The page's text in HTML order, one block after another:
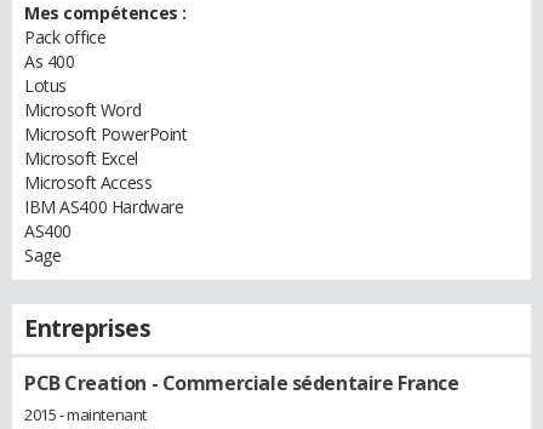
Mes compétences :
Pack office
As 400
Lotus
Microsoft Word
Microsoft PowerPoint
Microsoft Excel
Microsoft Access
IBM AS400 Hardware
AS400
Sage
Entreprises
PCB Creation - Commerciale sédentaire France
2015 - maintenant